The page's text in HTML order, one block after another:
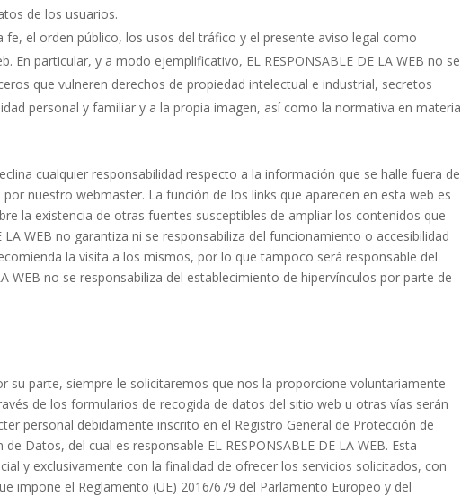
de los usuarios.
fe, el orden público, los usos del tráfico y el presente aviso legal como
En particular, y a modo ejemplificativo, EL RESPONSABLE DE LA WEB no se
que vulneren derechos de propiedad intelectual e industrial, secretos
personal y familiar y a la propia imagen, así como la normativa en materia
cualquier responsabilidad respecto a la información que se halle fuera de
nuestro webmaster. La función de los links que aparecen en esta web es
la existencia de otras fuentes susceptibles de ampliar los contenidos que
LA WEB no garantiza ni se responsabiliza del funcionamiento o accesibilidad
la visita a los mismos, por lo que tampoco será responsable del
WEB no se responsabiliza del establecimiento de hipervínculos por parte de
su parte, siempre le solicitaremos que nos la proporcione voluntariamente
de los formularios de recogida de datos del sitio web u otras vías serán
personal debidamente inscrito en el Registro General de Protección de
Datos, del cual es responsable EL RESPONSABLE DE LA WEB. Esta
y exclusivamente con la finalidad de ofrecer los servicios solicitados, con
impone el Reglamento (UE) 2016/679 del Parlamento Europeo y del